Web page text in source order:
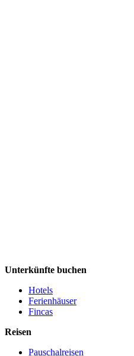
Unterkünfte buchen
Hotels
Ferienhäuser
Fincas
Reisen
Pauschalreisen